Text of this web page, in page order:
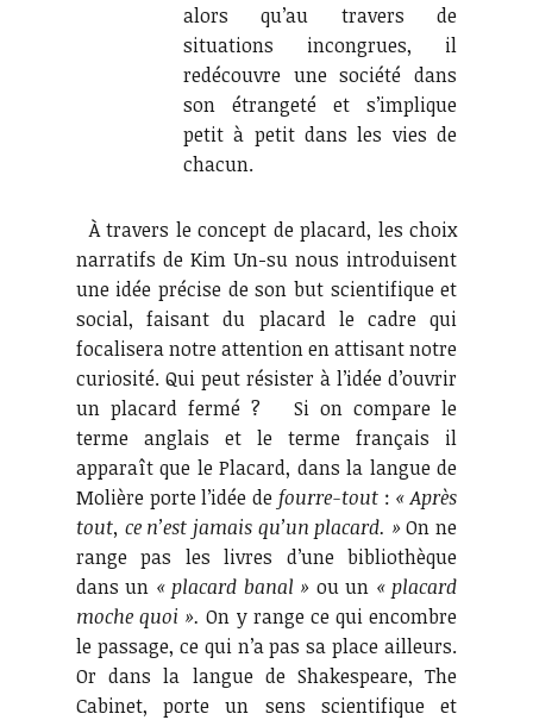
alors qu’au travers de
situations incongrues, il
redécouvre une société dans
son étrangeté et s’implique
petit à petit dans les vies de
chacun.
À travers le concept de placard, les choix
narratifs de Kim Un-su nous introduisent
une idée précise de son but scientifique et
social, faisant du placard le cadre qui
focalisera notre attention en attisant notre
curiosité. Qui peut résister à l’idée d’ouvrir
un placard fermé ? Si on compare le
terme anglais et le terme français il
apparaît que le Placard, dans la langue de
Molière porte l’idée de fourre-tout: « Après
tout, ce n’est jamais qu’un placard. »On ne
range pas les livres d’une bibliothèque
dans un « placard banal » ou un « placard
moche quoi ». On y range ce qui encombre
le passage, ce qui n’a pas sa place ailleurs.
Or dans la langue de Shakespeare, The
Cabinet, porte un sens scientifique et